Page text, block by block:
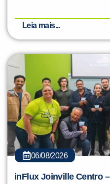
Leia mais...
06/08/2026
inFlux Joinville Centro